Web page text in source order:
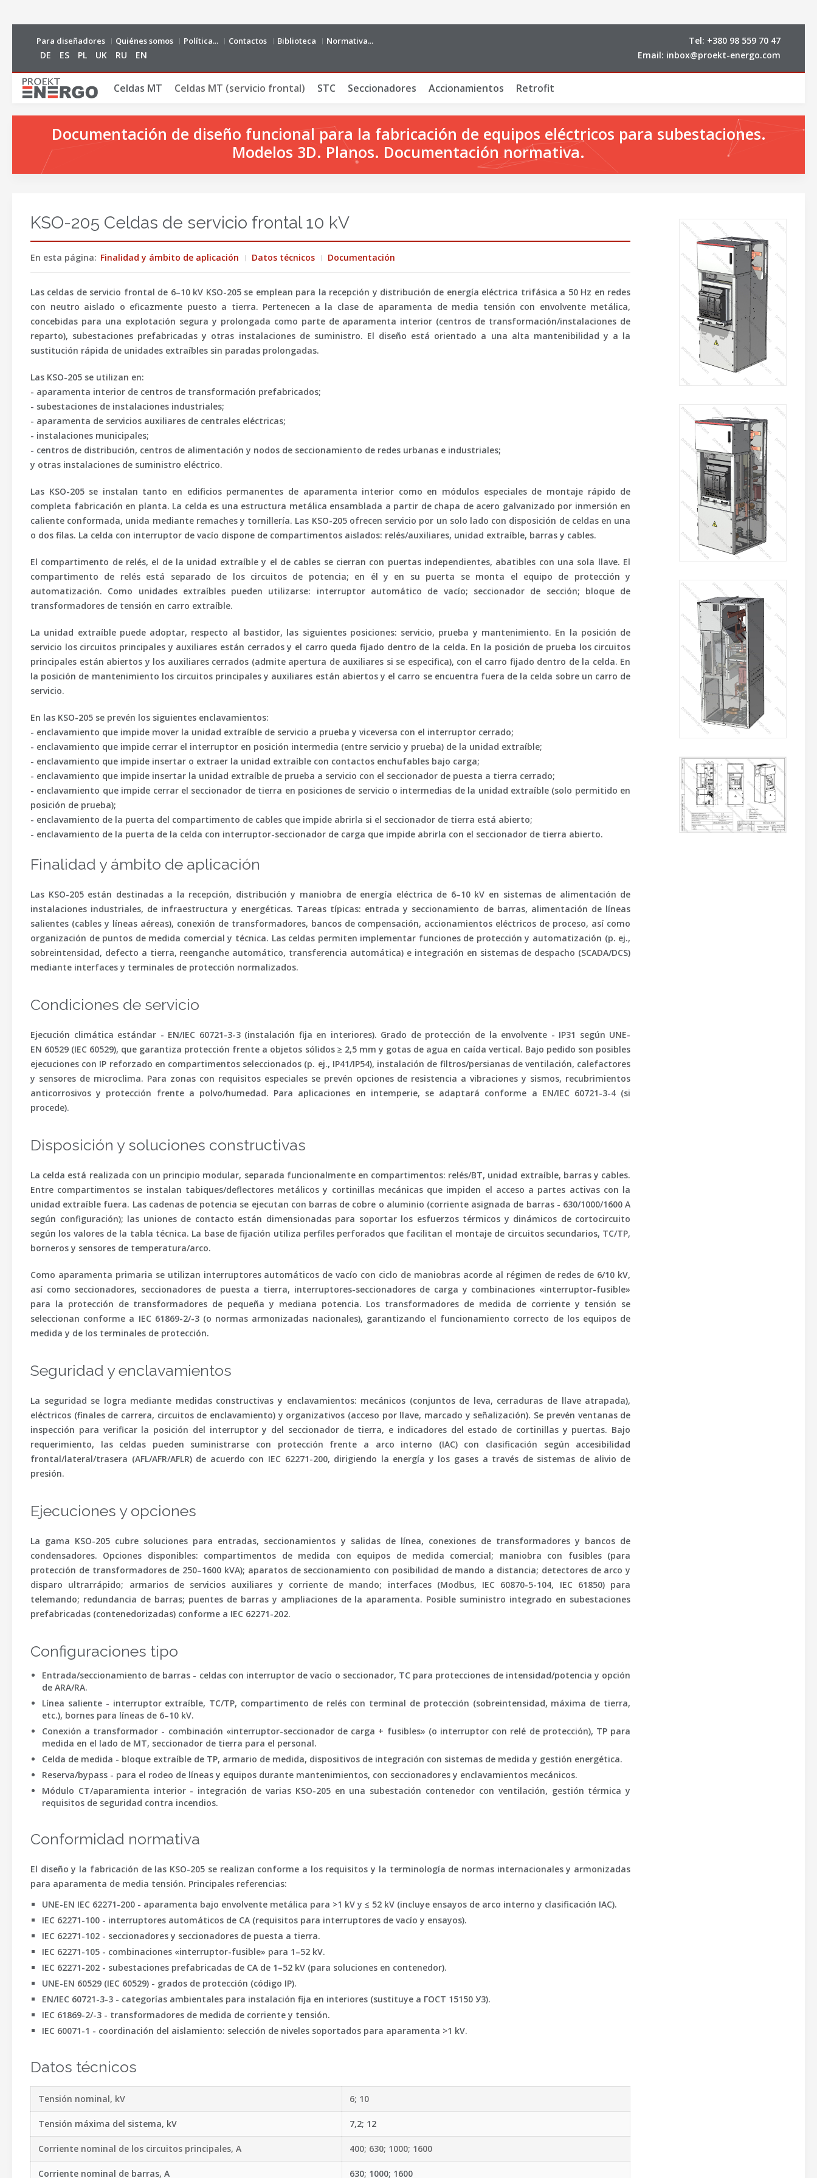
Para diseñadores Quiénes somos Política... Contactos Biblioteca Normativa...
DE ES PL UK RU EN
Tel: +380 98 559 70 47
Email: inbox@proekt-energo.com
Сeldas MT Celdas MT (servicio frontal) STC Seccionadores Accionamientos Retrofit
Documentación de diseño funcional para la fabricación de equipos eléctricos para subestaciones.
Modelos 3D. Planos. Documentación normativa.
KSO-205 Celdas de servicio frontal 10 kV
En esta página: Finalidad y ámbito de aplicación Datos técnicos Documentación
Las celdas de servicio frontal de 6–10 kV KSO-205se emplean para la recepción y distribución de energía eléctrica trifásica a 50 Hz en redes
con neutro aislado o eficazmente puesto a tierra. Pertenecen a la clase de aparamenta de media tensión con envolvente metálica,
concebidas para una explotación segura y prolongada como parte de aparamenta interior (centros de transformación/instalaciones de
reparto), subestaciones prefabricadas y otras instalaciones de suministro. El diseño está orientado a una alta mantenibilidad y a la
sustitución rápida de unidades extraíbles sin paradas prolongadas.
Las KSO-205 se utilizan en:
- aparamenta interior de centros de transformación prefabricados;
- subestaciones de instalaciones industriales;
- aparamenta de servicios auxiliares de centrales eléctricas;
- instalaciones municipales;
- centros de distribución, centros de alimentación y nodos de seccionamiento de redes urbanas e industriales;
y otras instalaciones de suministro eléctrico.
Las KSO-205 se instalan tanto en edificios permanentes de aparamenta interior como en módulos especiales de montaje rápido de
completa fabricación en planta. La celda es una estructura metálica ensamblada a partir de chapa de acero galvanizado por inmersión en
caliente conformada, unida mediante remaches y tornillería. Las KSO-205 ofrecen servicio por un solo lado con disposición de celdas en una
o dos filas. La celda con interruptor de vacío dispone de compartimentos aislados: relés/auxiliares, unidad extraíble, barras y cables.
El compartimento de relés, el de la unidad extraíble y el de cables se cierran con puertas independientes, abatibles con una sola llave. El
compartimento de relés está separado de los circuitos de potencia; en él y en su puerta se monta el equipo de protección y
automatización. Como unidades extraíbles pueden utilizarse: interruptor automático de vacío; seccionador de sección; bloque de
transformadores de tensión en carro extraíble.
La unidad extraíble puede adoptar, respecto al bastidor, las siguientes posiciones: servicio, prueba y mantenimiento. En la posición de
servicio los circuitos principales y auxiliares están cerrados y el carro queda fijado dentro de la celda. En la posición de prueba los circuitos
principales están abiertos y los auxiliares cerrados (admite apertura de auxiliares si se especifica), con el carro fijado dentro de la celda. En
la posición de mantenimiento los circuitos principales y auxiliares están abiertos y el carro se encuentra fuera de la celda sobre un carro de
servicio.
En las KSO-205 se prevén los siguientes enclavamientos:
- enclavamiento que impide mover la unidad extraíble de servicio a prueba y viceversa con el interruptor cerrado;
- enclavamiento que impide cerrar el interruptor en posición intermedia (entre servicio y prueba) de la unidad extraíble;
- enclavamiento que impide insertar o extraer la unidad extraíble con contactos enchufables bajo carga;
- enclavamiento que impide insertar la unidad extraíble de prueba a servicio con el seccionador de puesta a tierra cerrado;
- enclavamiento que impide cerrar el seccionador de tierra en posiciones de servicio o intermedias de la unidad extraíble (solo permitido en
posición de prueba);
- enclavamiento de la puerta del compartimento de cables que impide abrirla si el seccionador de tierra está abierto;
- enclavamiento de la puerta de la celda con interruptor-seccionador de carga que impide abrirla con el seccionador de tierra abierto.
Finalidad y ámbito de aplicación
Las KSO-205 están destinadas a la recepción, distribución y maniobra de energía eléctrica de 6–10 kV en sistemas de alimentación de
instalaciones industriales, de infraestructura y energéticas. Tareas típicas: entrada y seccionamiento de barras, alimentación de líneas
salientes (cables y líneas aéreas), conexión de transformadores, bancos de compensación, accionamientos eléctricos de proceso, así como
organización de puntos de medida comercial y técnica. Las celdas permiten implementar funciones de protección y automatización (p. ej.,
sobreintensidad, defecto a tierra, reenganche automático, transferencia automática) e integración en sistemas de despacho (SCADA/DCS)
mediante interfaces y terminales de protección normalizados.
Condiciones de servicio
Ejecución climática estándar - EN/IEC 60721-3-3(instalación fija en interiores). Grado de protección de la envolvente - IP31 según UNE-
EN 60529 (IEC 60529), que garantiza protección frente a objetos sólidos ≥ 2,5 mm y gotas de agua en caída vertical. Bajo pedido son posibles
ejecuciones con IP reforzado en compartimentos seleccionados (p. ej., IP41/IP54), instalación de filtros/persianas de ventilación, calefactores
y sensores de microclima. Para zonas con requisitos especiales se prevén opciones de resistencia a vibraciones y sismos, recubrimientos
anticorrosivos y protección frente a polvo/humedad. Para aplicaciones en intemperie, se adaptará conforme a EN/IEC 60721-3-4 (si
procede).
Disposición y soluciones constructivas
La celda está realizada con un principio modular, separada funcionalmente en compartimentos: relés/BT, unidad extraíble, barras y cables.
Entre compartimentos se instalan tabiques/deflectores metálicos y cortinillas mecánicas que impiden el acceso a partes activas con la
unidad extraíble fuera. Las cadenas de potencia se ejecutan con barras de cobre o aluminio (corriente asignada de barras - 630/1000/1600 A
según configuración); las uniones de contacto están dimensionadas para soportar los esfuerzos térmicos y dinámicos de cortocircuito
según los valores de la tabla técnica. La base de fijación utiliza perfiles perforados que facilitan el montaje de circuitos secundarios, TC/TP,
borneros y sensores de temperatura/arco.
Como aparamenta primaria se utilizan interruptores automáticos de vacío con ciclo de maniobras acorde al régimen de redes de 6/10 kV,
así como seccionadores, seccionadores de puesta a tierra, interruptores-seccionadores de carga y combinaciones «interruptor-fusible»
para la protección de transformadores de pequeña y mediana potencia. Los transformadores de medida de corriente y tensión se
seleccionan conforme a IEC 61869-2/-3(o normas armonizadas nacionales), garantizando el funcionamiento correcto de los equipos de
medida y de los terminales de protección.
Seguridad y enclavamientos
La seguridad se logra mediante medidas constructivas y enclavamientos: mecánicos (conjuntos de leva, cerraduras de llave atrapada),
eléctricos (finales de carrera, circuitos de enclavamiento) y organizativos (acceso por llave, marcado y señalización). Se prevén ventanas de
inspección para verificar la posición del interruptor y del seccionador de tierra, e indicadores del estado de cortinillas y puertas. Bajo
requerimiento, las celdas pueden suministrarse con protección frente a arco interno (IAC)con clasificación según accesibilidad
frontal/lateral/trasera (AFL/AFR/AFLR) de acuerdo con IEC 62271-200, dirigiendo la energía y los gases a través de sistemas de alivio de
presión.
Ejecuciones y opciones
La gama KSO-205 cubre soluciones para entradas, seccionamientos y salidas de línea, conexiones de transformadores y bancos de
condensadores. Opciones disponibles: compartimentos de medida con equipos de medida comercial; maniobra con fusibles (para
protección de transformadores de 250–1600 kVA); aparatos de seccionamiento con posibilidad de mando a distancia; detectores de arco y
disparo ultrarrápido; armarios de servicios auxiliares y corriente de mando; interfaces (Modbus, IEC 60870-5-104, IEC 61850) para
telemando; redundancia de barras; puentes de barras y ampliaciones de la aparamenta. Posible suministro integrado en subestaciones
prefabricadas (contenedorizadas) conforme a IEC 62271-202.
Configuraciones tipo
Entrada/seccionamiento de barras - celdas con interruptor de vacío o seccionador, TC para protecciones de intensidad/potencia y opción
de ARA/RA.
Línea saliente- interruptor extraíble, TC/TP, compartimento de relés con terminal de protección (sobreintensidad, máxima de tierra,
etc.), bornes para líneas de 6–10 kV.
Conexión a transformador - combinación «interruptor-seccionador de carga + fusibles» (o interruptor con relé de protección), TP para
medida en el lado de MT, seccionador de tierra para el personal.
Celda de medida - bloque extraíble de TP, armario de medida, dispositivos de integración con sistemas de medida y gestión energética.
Reserva/bypass- para el rodeo de líneas y equipos durante mantenimientos, con seccionadores y enclavamientos mecánicos.
Módulo CT/aparamienta interior- integración de varias KSO-205 en una subestación contenedor con ventilación, gestión térmica y
requisitos de seguridad contra incendios.
Conformidad normativa
El diseño y la fabricación de las KSO-205 se realizan conforme a los requisitos y la terminología de normas internacionales y armonizadas
para aparamenta de media tensión. Principales referencias:
UNE-EN IEC 62271-200- aparamenta bajo envolvente metálica para >1 kV y ≤ 52 kV (incluye ensayos de arco interno y clasificación IAC).
IEC 62271-100- interruptores automáticos de CA (requisitos para interruptores de vacío y ensayos).
IEC 62271-102- seccionadores y seccionadores de puesta a tierra.
IEC 62271-105- combinaciones «interruptor-fusible» para 1–52 kV.
IEC 62271-202- subestaciones prefabricadas de CA de 1–52 kV (para soluciones en contenedor).
UNE-EN 60529 (IEC 60529)- grados de protección (código IP).
EN/IEC 60721-3-3- categorías ambientales para instalación fija en interiores (sustituye a ГОСТ 15150 У3).
IEC 61869-2/-3- transformadores de medida de corriente y tensión.
IEC 60071-1 - coordinación del aislamiento: selección de niveles soportados para aparamenta >1 kV.
Datos técnicos
Tensión nominal, kV 6; 10
Tensión máxima del sistema, kV 7,2; 12
Corriente nominal de los circuitos principales, A 400; 630; 1000; 1600
Corriente nominal de barras, A 630; 1000; 1600